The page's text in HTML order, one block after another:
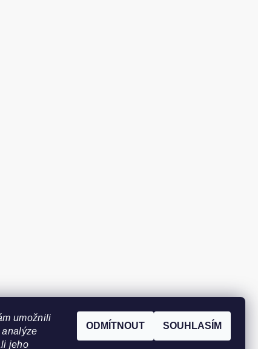
umožnili
jeho
ODMÍTNOUT SOUHLASÍM